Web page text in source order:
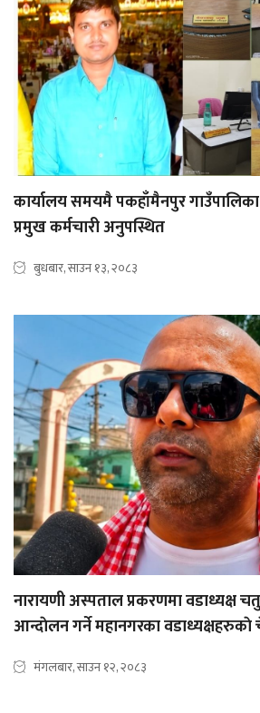
कार्यालय समयमै पकहाँमैनपुर
प्रमुख कर्मचारी अनुपस्थित
बुधबार, साउन १३, २०८३
नारायणी अस्पताल प्रकरणमा वडाध्यक्ष
आन्दाेलन गर्ने महानगरका वडाध्यक्षहरुकाे
मंगलबार, साउन १२, २०८३